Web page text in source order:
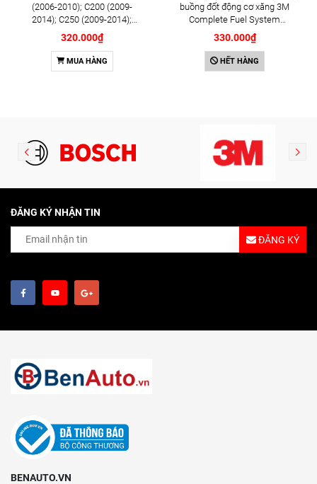
(2006-2010); C200 (2009-
2014); C250 (2009-2014);
E250 (2009-2013); G500
(2008-2015); GL450 (2006-
2012), S500 (2005-2011);
SLK200 (2011-2015) chính
320.000₫
MUA HÀNG
buồng đốt động cơ xăng 3M
Complete Fuel System
Cleaner 473ml (08813)
330.000₫
HẾT HÀNG
ĐĂNG KÝ NHẬN TIN
ĐĂNG KÝ
BENAUTO.VN